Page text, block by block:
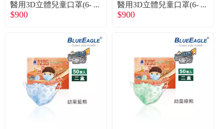
醫用3D立體兒童口罩(6-
10歲)-粉嫩粉(50片x2盒)
$900
醫用3D立體兒童口罩(6-
10歲)-白雲白(50片x2盒)
$900